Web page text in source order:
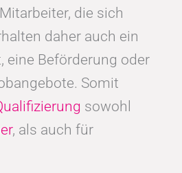
die sich
daher auch ein
eine Beförderung oder
Somit
sowohl
, als auch für